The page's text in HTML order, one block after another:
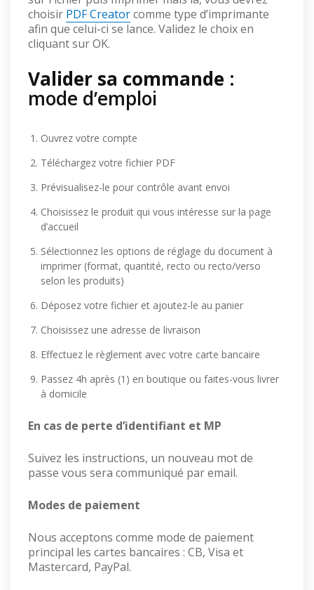
choisir PDF Creatorcomme type d’imprimante
afin que celui-ci se lance. Validez le choix en
cliquant sur OK.
Valider sa commande :
mode d’emploi
Ouvrez votre compte
Téléchargez votre fichier PDF
Prévisualisez-le pour contrôle avant envoi
Choisissez le produit qui vous intéresse sur la page
d’accueil
Sélectionnez les options de réglage du document à
imprimer (format, quantité, recto ou recto/verso
selon les produits)
Déposez votre fichier et ajoutez-le au panier
Choisissez une adresse de livraison
Effectuez le règlement avec votre carte bancaire
Passez 4h après (1) en boutique ou faites-vous livrer
à domicile
En cas de perte d’identifiant et MP
Suivez les instructions, un nouveau mot de
passe vous sera communiqué par email.
Modes de paiement
Nous acceptons comme mode de paiement
principal les cartes bancaires : CB, Visa et
Mastercard, PayPal.